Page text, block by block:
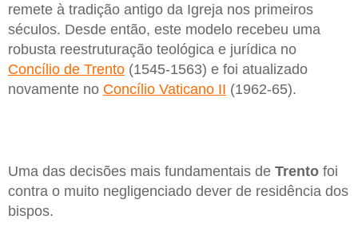
remete à tradição antigo da Igreja nos primeiros
séculos. Desde então, este modelo recebeu uma
robusta reestruturação teológica e jurídica no
Concílio de Trento (1545-1563) e foi atualizado
novamente no Concílio Vaticano II (1962-65).
Uma das decisões mais fundamentais de Trento foi
contra o muito negligenciado dever de residência dos
bispos.